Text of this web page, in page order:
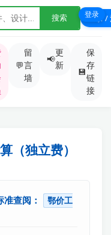
搜索 登录 /
💬
留
言
墙
📢
更
新
💾
保
存
链
接
（独立费）
准查阅：
鄂价工
登录